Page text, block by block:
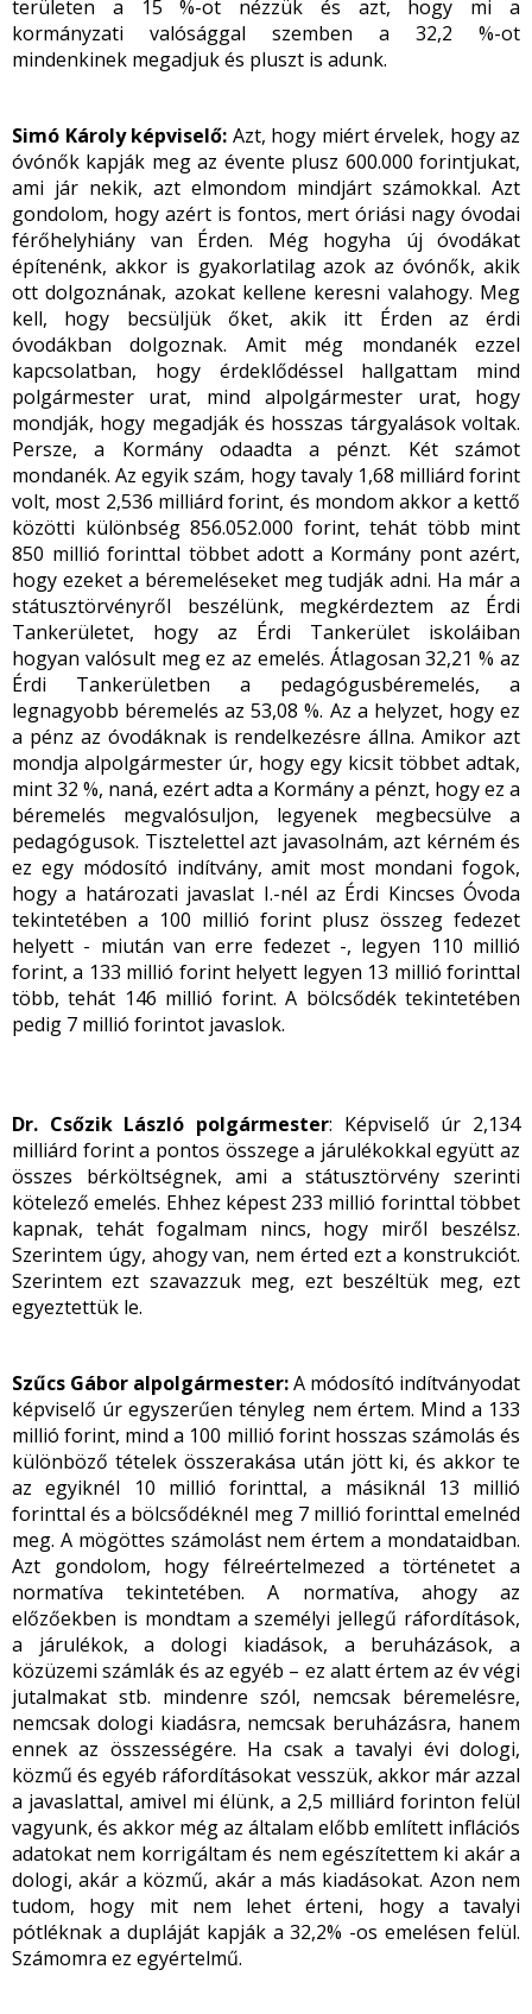
területen a 15 %-ot nézzük és azt, hogy mi a
kormányzati valósággal szemben a 32,2 %-ot
mindenkinek megadjuk és pluszt is adunk.
Simó Károly képviselő: Azt, hogy miért érvelek, hogy az
óvónők kapják meg az évente plusz 600.000 forintjukat,
ami jár nekik, azt elmondom mindjárt számokkal. Azt
gondolom, hogy azért is fontos, mert óriási nagy óvodai
férőhelyhiány van Érden. Még hogyha új óvodákat
építenénk, akkor is gyakorlatilag azok az óvónők, akik
ott dolgoznának, azokat kellene keresni valahogy. Meg
kell, hogy becsüljük őket, akik itt Érden az érdi
óvodákban dolgoznak. Amit még mondanék ezzel
kapcsolatban, hogy érdeklődéssel hallgattam mind
polgármester urat, mind alpolgármester urat, hogy
mondják, hogy megadják és hosszas tárgyalások voltak.
Persze, a Kormány odaadta a pénzt. Két számot
mondanék. Az egyik szám, hogy tavaly 1,68 milliárd forint
volt, most 2,536 milliárd forint, és mondom akkor a kettő
közötti különbség 856.052.000 forint, tehát több mint
850 millió forinttal többet adott a Kormány pont azért,
hogy ezeket a béremeléseket meg tudják adni. Ha már a
státusztörvényről beszélünk, megkérdeztem az Érdi
Tankerületet, hogy az Érdi Tankerület iskoláiban
hogyan valósult meg ez az emelés. Átlagosan 32,21 % az
Érdi Tankerületben a pedagógusbéremelés, a
legnagyobb béremelés az 53,08 %. Az a helyzet, hogy ez
a pénz az óvodáknak is rendelkezésre állna. Amikor azt
mondja alpolgármester úr, hogy egy kicsit többet adtak,
mint 32 %, naná, ezért adta a Kormány a pénzt, hogy ez a
béremelés megvalósuljon, legyenek megbecsülve a
pedagógusok. Tisztelettel azt javasolnám, azt kérném és
ez egy módosító indítvány, amit most mondani fogok,
hogy a határozati javaslat I.-nél az Érdi Kincses Óvoda
tekintetében a 100 millió forint plusz összeg fedezet
helyett - miután van erre fedezet -, legyen 110 millió
forint, a 133 millió forint helyett legyen 13 millió forinttal
több, tehát 146 millió forint. A bölcsődék tekintetében
pedig 7 millió forintot javaslok.
Dr. Csőzik László polgármester: Képviselő úr 2,134
milliárd forint a pontos összege a járulékokkal együtt az
összes bérköltségnek, ami a státusztörvény szerinti
kötelező emelés. Ehhez képest 233 millió forinttal többet
kapnak, tehát fogalmam nincs, hogy miről beszélsz.
Szerintem úgy, ahogy van, nem érted ezt a konstrukciót.
Szerintem ezt szavazzuk meg, ezt beszéltük meg, ezt
egyeztettük le.
Szűcs Gábor alpolgármester:A módosító indítványodat
képviselő úr egyszerűen tényleg nem értem. Mind a 133
millió forint, mind a 100 millió forint hosszas számolás és
különböző tételek összerakása után jött ki, és akkor te
az egyiknél 10 millió forinttal, a másiknál 13 millió
forinttal és a bölcsődéknél meg 7 millió forinttal emelnéd
meg. A mögöttes számolást nem értem a mondataidban.
Azt gondolom, hogy félreértelmezed a történetet a
normatíva tekintetében. A normatíva, ahogy az
előzőekben is mondtam a személyi jellegű ráfordítások,
a járulékok, a dologi kiadások, a beruházások, a
közüzemi számlák és az egyéb – ez alatt értem az év végi
jutalmakat stb. mindenre szól, nemcsak béremelésre,
nemcsak dologi kiadásra, nemcsak beruházásra, hanem
ennek az összességére. Ha csak a tavalyi évi dologi,
közmű és egyéb ráfordításokat vesszük, akkor már azzal
a javaslattal, amivel mi élünk, a 2,5 milliárd forinton felül
vagyunk, és akkor még az általam előbb említett inflációs
adatokat nem korrigáltam és nem egészítettem ki akár a
dologi, akár a közmű, akár a más kiadásokat. Azon nem
tudom, hogy mit nem lehet érteni, hogy a tavalyi
pótléknak a dupláját kapják a 32,2% -os emelésen felül.
Számomra ez egyértelmű.